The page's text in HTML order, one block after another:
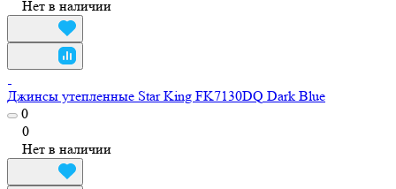
Нет в наличии
Джинсы утепленные Star King FK7130DQ Dark Blue
0
0
Нет в наличии